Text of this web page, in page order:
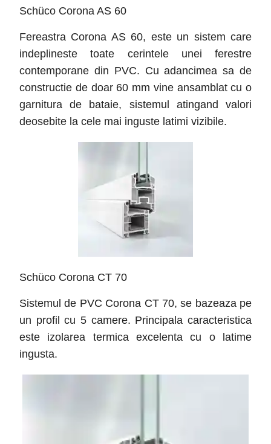
Schüco Corona AS 60
Fereastra Corona AS 60, este un sistem care
indeplineste toate cerintele unei ferestre
contemporane din PVC. Cu adancimea sa de
constructie de doar 60 mm vine ansamblat cu o
garnitura de bataie, sistemul atingand valori
deosebite la cele mai inguste latimi vizibile.
Schüco Corona CT 70
Sistemul de PVC Corona CT 70, se bazeaza pe
un profil cu 5 camere. Principala caracteristica
este izolarea termica excelenta cu o latime
ingusta.